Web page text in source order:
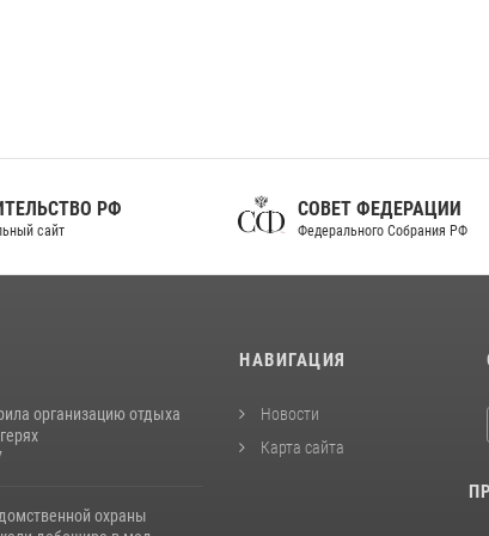
РФ
сайт
СОВЕТ ФЕДЕРАЦИИ
Федерального Собрания РФ
организацию отдыха
охраны
НАВИГАЦИЯ
Новости
Карта сайта